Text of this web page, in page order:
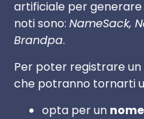
artificiale per generare
noti sono: NameSack,
Brandpa.
Per poter registrare un
che potranno tornarti
opta per un